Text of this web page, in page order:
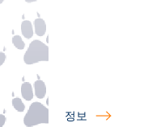
정보